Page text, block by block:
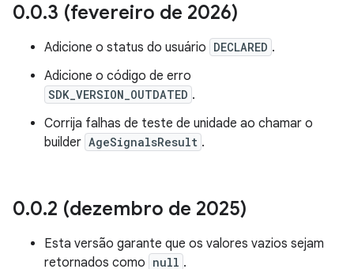
0.0.3 (fevereiro de 2026)
Adicione o status do usuário DECLARED .
Adicione o código de erro
SDK_VERSION_OUTDATED .
Corrija falhas de teste de unidade ao chamar o
builder AgeSignalsResult .
0.0.2 (dezembro de 2025)
Esta versão garante que os valores vazios sejam
retornados como null .